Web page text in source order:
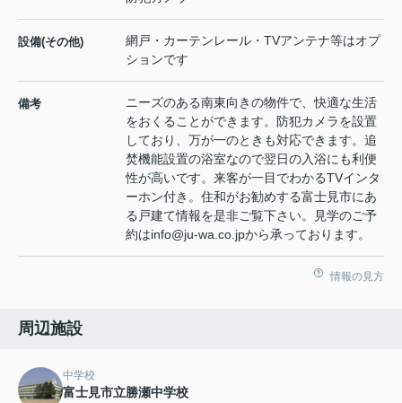
設備(その他)
網戸・カーテンレール・TVアンテナ等はオプ
ションです
備考
ニーズのある南東向きの物件で、快適な生活
をおくることができます。防犯カメラを設置
しており、万が一のときも対応できます。追
焚機能設置の浴室なので翌日の入浴にも利便
性が高いです。来客が一目でわかるTVインタ
ーホン付き。住和がお勧めする富士見市にあ
る戸建て情報を是非ご覧下さい。見学のご予
約はinfo@ju-wa.co.jpから承っております。
情報の見方
周辺施設
中学校
富士見市立勝瀬中学校